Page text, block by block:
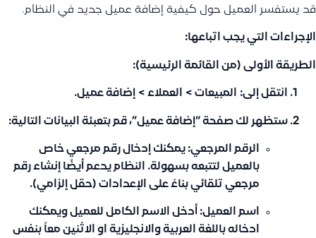
قد يستفسر العميل حول كيفية إضافة عميل جديد في النظام.
الإجراءات التي يجب اتباعها:
الطريقة الأولى (من القائمة الرئيسية):
انتقل إلى: المبيعات > العملاء > إضافة عميل.
ستظهر لك صفحة “إضافة عميل”، قم بتعبئة البيانات التالية:
الرقم المرجعي: يمكنك إدخال رقم مرجعي خاص
بالعميل لتتبعه بسهولة. النظام يدعم أيضًا إنشاء رقم
مرجعي تلقائي بناءً على الإعدادات (حقل إلزامي).
اسم العميل: أدخل الاسم الكامل للعميل ويمكنك
ادخاله باللغة العربية والانجليزية او الاثنين معاً بنفس